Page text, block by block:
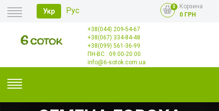
Укр Рус 0
Корзина
0 ГРН
Главная
Оплата
Доставка
+38(044) 209-54-67
+38(067) 334-84-48
+38(099) 561-36-99
ПН-ВС : 09:00-20:00
info@6-sotok.com.ua